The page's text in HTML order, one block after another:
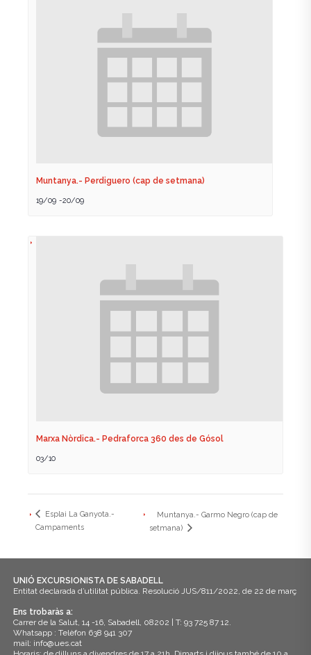
Muntanya.- Perdiguero (cap de setmana)
19/09 -20/09
Marxa Nòrdica.- Pedraforca 360 des de Gósol
03/10
Esplai La Ganyota.-
Campaments
Muntanya.- Garmo Negro (cap de
setmana)
UNIÓ EXCURSIONISTA DE SABADELL
Entitat declarada d’utilitat pública. Resolució JUS/811/2022, de 22 de març
Ens trobaràs a:
Carrer de la Salut, 14 -16, Sabadell, 08202 | T: 93 725 87 12.
Whatsapp : Telèfon 638 941 307
mail: info@ues.cat